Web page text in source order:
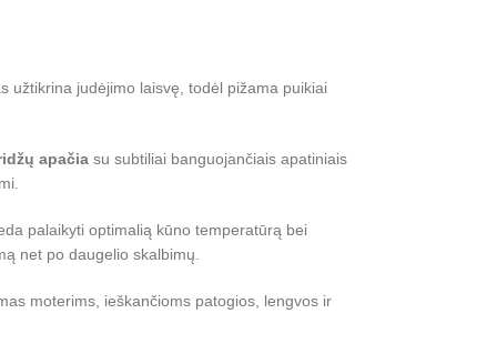
užtikrina judėjimo laisvę, todėl pižama puikiai
apačia su subtiliai banguojančiais apatiniais
palaikyti optimalią kūno temperatūrą bei
net po daugelio skalbimų.
moterims, ieškančioms patogios, lengvos ir